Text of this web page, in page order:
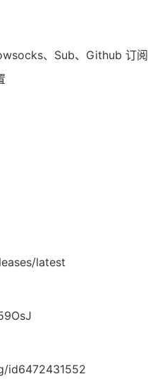
、Sub、Github 订阅
latest
id6472431552